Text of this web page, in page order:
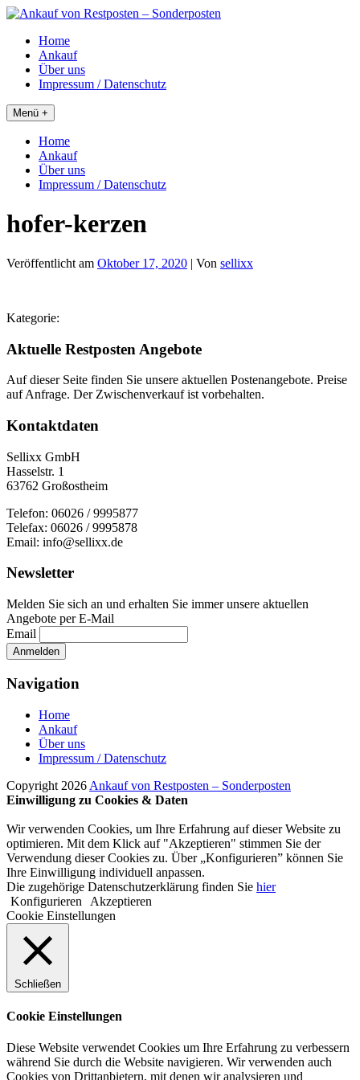
Skip
contentHome
Ankauf
Über uns
Impressum / Datenschutz
Menü +
Home
Ankauf
Über uns
Impressum / Datenschutz
hofer-kerzen
Veröffentlicht am Oktober 17, 2020 | Von sellixx
Kategorie:
Aktuelle Restposten Angebote
Auf dieser Seite finden Sie unsere aktuellen Postenangebote. Preise
auf Anfrage. Der Zwischenverkauf ist vorbehalten.
Kontaktdaten
Sellixx GmbH
Hasselstr. 1
63762 Großostheim
Telefon: 06026 / 9995877
Telefax: 06026 / 9995878
Email: info@sellixx.de
Newsletter
Melden Sie sich an und erhalten Sie immer unsere aktuellen
Angebote per E-Mail
Email
Navigation
Home
Ankauf
Über uns
Impressum / Datenschutz
Copyright 2026 Ankauf von Restposten – Sonderposten
Einwilligung zu Cookies & Daten
Wir verwenden Cookies, um Ihre Erfahrung auf dieser Website zu
optimieren. Mit dem Klick auf "Akzeptieren" stimmen Sie der
Verwendung dieser Cookies zu. Über „Konfigurieren” können Sie
Ihre Einwilligung individuell anpassen.
Die zugehörige Datenschutzerklärung finden Sie hier
Konfigurieren
Akzeptieren
Cookie Einstellungen
Schließen
Cookie Einstellungen
Diese Website verwendet Cookies um Ihre Erfahrung zu verbessern
während Sie durch die Website navigieren. Wir verwenden auch
Cookies von Drittanbietern, mit denen wir analysieren und